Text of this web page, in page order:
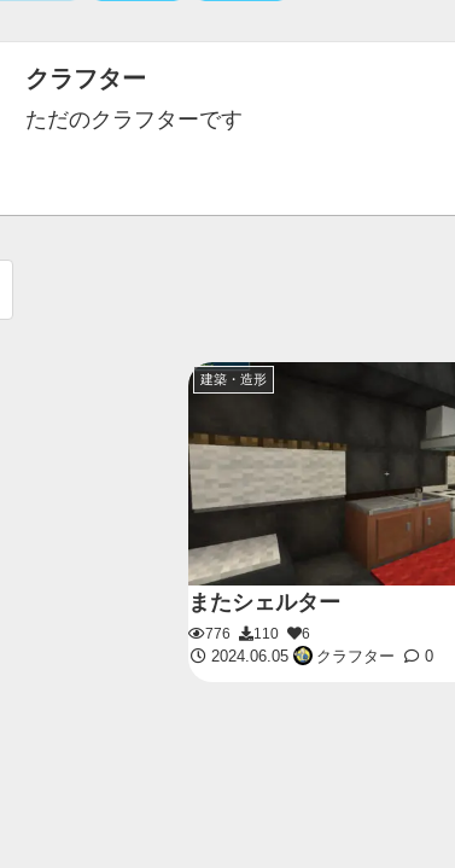
クラフター
ただのクラフターです
建築・造形
またシェルター
776 110
6
2024.06.05
クラフター 0